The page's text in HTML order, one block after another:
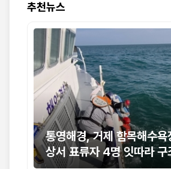
추천뉴스
통영해경, 거제 함목해수욕
상서 표류자 4명 잇따라 구